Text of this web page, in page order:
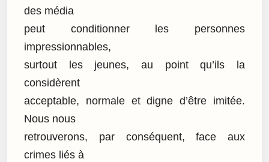
des média
peut conditionner les personnes
impressionnables,
surtout les jeunes, au point qu’ils la
considèrent
acceptable, normale et digne d’être imitée.
Nous nous
retrouverons, par conséquent, face aux
crimes liés à